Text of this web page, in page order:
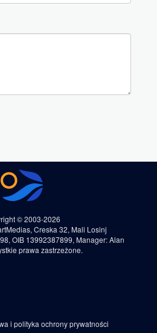
© 2003-2026
Creska 32, Mali Losinj
OIB 13992387899, Manager: Alan
prawa zastrzeżone.
i polityka ochrony prywatności